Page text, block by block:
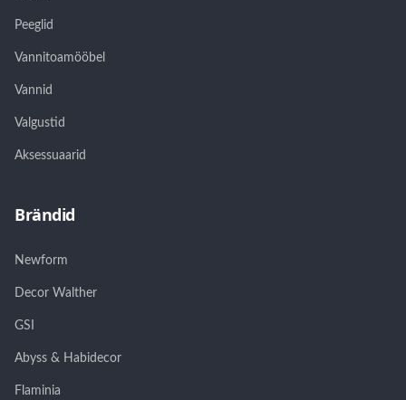
Peeglid
Vannitoamööbel
Vannid
Valgustid
Aksessuaarid
Brändid
Newform
Decor Walther
GSI
Abyss & Habidecor
Flaminia